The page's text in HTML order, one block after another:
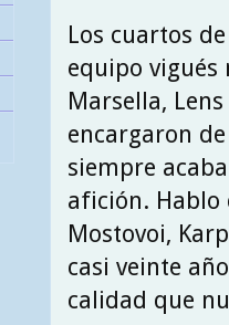
Los cuartos
equipo vigués
Marsella,
encargaron
siempre
afición. Hablo
Mostovoi,
casi veinte
calidad que